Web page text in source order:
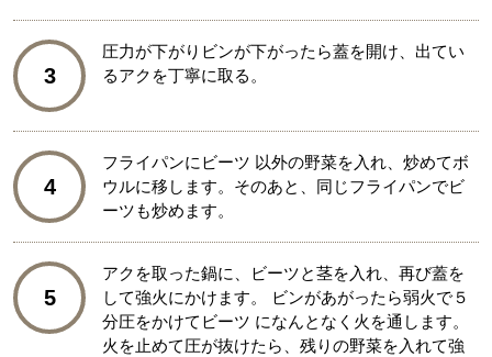
3
圧力が下がりビンが下がったら蓋を開け、出てい
るアクを丁寧に取る。
4
フライパンにビーツ 以外の野菜を入れ、炒めてボ
ウルに移します。そのあと、同じフライパンでビ
ーツも炒めます。
5
アクを取った鍋に、ビーツと茎を入れ、再び蓋を
して強火にかけます。 ビンがあがったら弱火で５
分圧をかけてビーツ になんとなく火を通します。
火を止めて圧が抜けたら、残りの野菜を入れて強